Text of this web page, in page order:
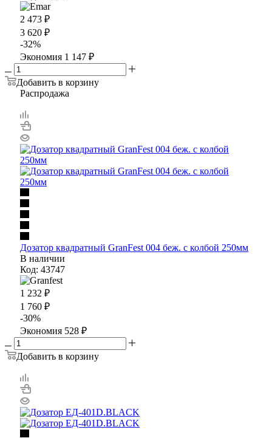
2 473 ₽
3 620 ₽
-32%
Экономия 1 147 ₽
Добавить в корзину
Распродажа
Дозатор квадратный GranFest 004 беж. с колбой 250мм
В наличии
Код: 43747
1 232 ₽
1 760 ₽
-30%
Экономия 528 ₽
Добавить в корзину